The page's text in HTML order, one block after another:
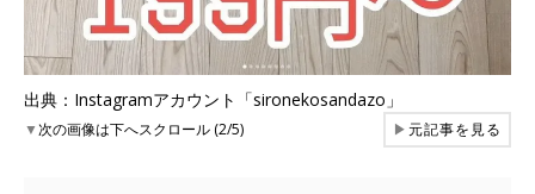
出典：Instagramアカウント「sironekosandazo」
▼次の画像は下へスクロール (2/5) ▶元記事を見る